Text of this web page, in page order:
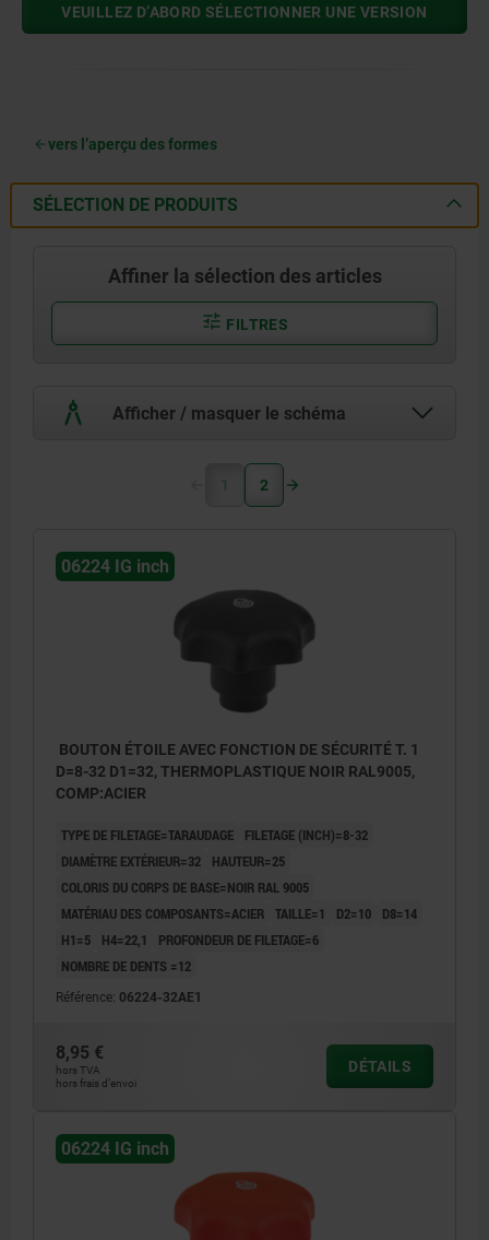
VEUILLEZ D’ABORD SÉLECTIONNER UNE VERSION
vers l’aperçu des formes
SÉLECTION DE PRODUITS
Affiner la sélection des articles
FILTRES
Afficher / masquer le schéma
1 2
06224 IG inch
BOUTON ÉTOILE AVEC FONCTION DE SÉCURITÉ T. 1
D=8-32 D1=32, THERMOPLASTIQUE NOIR RAL9005,
COMP:ACIER
TYPE DE FILETAGE=TARAUDAGE
FILETAGE (INCH)=8-32
DIAMÈTRE EXTÉRIEUR=32
HAUTEUR=25
COLORIS DU CORPS DE BASE=NOIR RAL 9005
MATÉRIAU DES COMPOSANTS=ACIER TAILLE=1 D2=10
D8=14
H1=5
H4=22,1
PROFONDEUR DE FILETAGE=6
NOMBRE DE DENTS =12
Référence: 06224-32AE1
8,95 €
hors TVA
hors frais d’envoi
DÉTAILS
06224 IG inch